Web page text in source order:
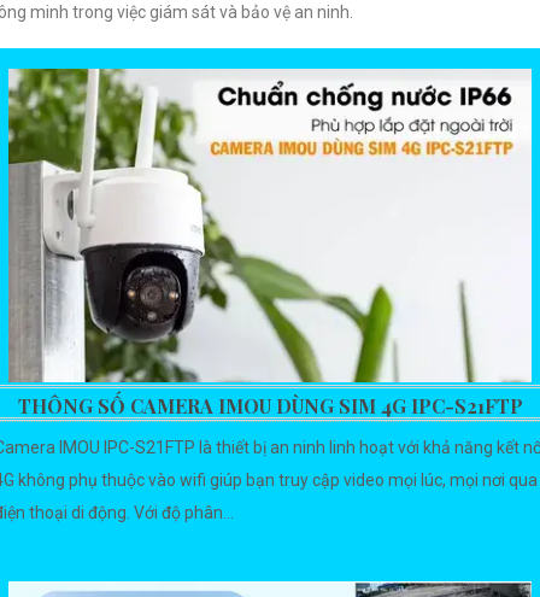
minh trong việc giám sát và bảo vệ an ninh.
THÔNG SỐ CAMERA IMOU DÙNG SIM 4G IPC-S21FTP
IMOU IPC-S21FTP là thiết bị an ninh linh hoạt với khả năng kết
không phụ thuộc vào wifi giúp bạn truy cập video mọi lúc, mọi nơi qua
thoại di động. Với độ phân...